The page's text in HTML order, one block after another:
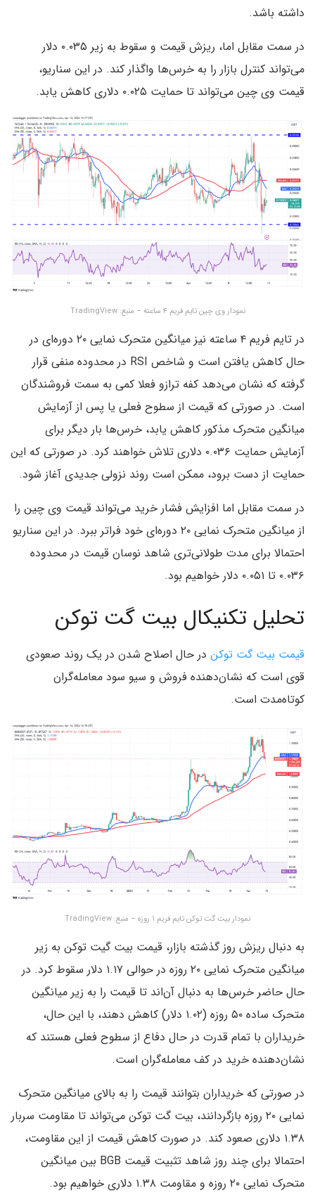
داشته باشد.
در سمت مقابل اما، ریزش قیمت و سقوط به زیر ۰.۰۳۵ دلار
می‌تواند کنترل بازار را به خرس‌ها واگذار کند. در این سناریو،
قیمت وی چین می‌تواند تا حمایت ۰.۰۲۵ دلاری کاهش یابد.
نمودار وی چین تایم فریم ۴ ساعته – منبع: TradingView
در تایم فریم ۴ ساعته نیز میانگین متحرک نمایی ۲۰ دوره‌ای در
حال کاهش یافتن است و شاخص RSI در محدوده منفی قرار
گرفته که نشان می‌دهد کفه ترازو فعلا کمی به سمت فروشندگان
است. در صورتی که قیمت از سطوح فعلی یا پس از آزمایش
میانگین متحرک مذکور کاهش یابد، خرس‌ها بار دیگر برای
آزمایش حمایت ۰.۰۳۶ دلاری تلاش خواهند کرد. در صورتی که این
حمایت از دست برود، ممکن است روند نزولی جدیدی آغاز شود.
در سمت مقابل اما افزایش فشار خرید می‌تواند قیمت وی چین را
از میانگین متحرک نمایی ۲۰ دوره‌ای خود فراتر ببرد. در این سناریو
احتمالا برای مدت طولانی‌تری شاهد نوسان قیمت در محدوده
۰.۰۳۶ تا ۰.۰۵۱ دلار خواهیم بود.
تحلیل تکنیکال بیت گت توکن
قیمت بیت گت توکن در حال اصلاح شدن در یک روند صعودی
قوی است که نشان‌دهنده فروش و سیو سود معامله‌گران
کوتاه‌مدت است.
نمودار بیت گت توکن تایم فریم ۱ روزه – منبع: TradingView
به دنبال ریزش روز گذشته بازار، قیمت بیت گیت توکن به زیر
میانگین متحرک نمایی ۲۰ روزه در حوالی ۱.۱۷ دلار سقوط کرد. در
حال حاضر خرس‌ها به دنبال آن‌اند تا قیمت را به زیر میانگین
متحرک ساده ۵۰ روزه (۱.۰۲ دلار) کاهش دهند، با این حال،
خریداران با تمام قدرت در حال دفاع از سطوح فعلی هستند که
نشان‌دهنده خرید در کف معامله‌گران است.
در صورتی که خریداران بتوانند قیمت را به بالای میانگین متحرک
نمایی ۲۰ روزه بازگردانند، بیت گت توکن می‌تواند تا مقاومت سربار
۱.۳۸ دلاری صعود کند. در صورت کاهش قیمت از این مقاومت،
احتمالا برای چند روز شاهد تثبیت قیمت BGB بین میانگین
متحرک نمایی ۲۰ روزه و مقاومت ۱.۳۸ دلاری خواهیم بود.